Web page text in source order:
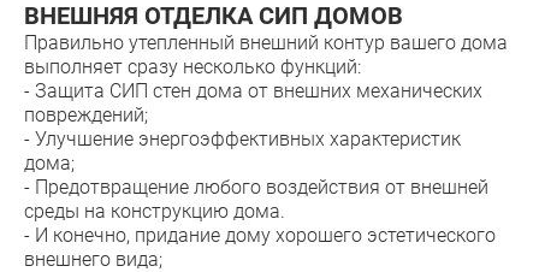
ВНЕШНЯЯ ОТДЕЛКА СИП ДОМОВ
Правильно утепленный внешний контур вашего дома
выполняет сразу несколько функций:
- Защита СИП стен дома от внешних механических
повреждений;
- Улучшение энергоэффективных характеристик
дома;
- Предотвращение любого воздействия от внешней
среды на конструкцию дома.
- И конечно, придание дому хорошего эстетического
внешнего вида;